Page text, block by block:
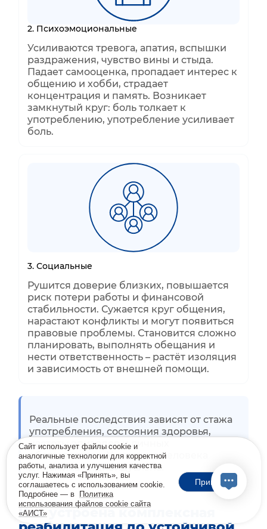
2. Психоэмоциональные
Усиливаются тревога, апатия, вспышки
раздражения, чувство вины и стыда.
Падает самооценка, пропадает интерес к
общению и хобби, страдает
концентрация и память. Возникает
замкнутый круг: боль толкает к
употреблению, употребление усиливает
боль.
3. Социальные
Рушится доверие близких, повышается
риск потери работы и финансовой
стабильности. Сужается круг общения,
нарастают конфликты и могут появиться
правовые проблемы. Становится сложно
планировать, выполнять обещания и
нести ответственность – растёт изоляция
и зависимость от внешней помощи.
Реальные последствия зависят от стажа
употребления, состояния здоровья,
частоты эпизодов и личных
обстоятельств. У каждого человека
динамика индивидуальна.
Как устроена комплексная
Сайт использует файлы cookie и
аналогичные технологии для корректной
работы, анализа и улучшения качества
услуг. Нажимая «Принять», вы
соглашаетесь с использованием cookie.
Подробнее — в
Политика
использования файлов cookie сайта
«АИСТ»
Принять